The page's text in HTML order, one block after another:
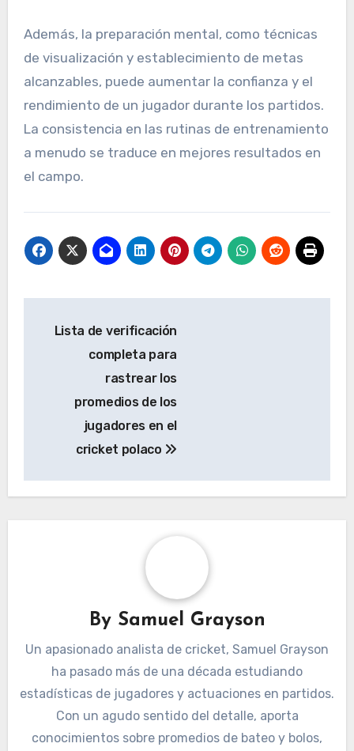
Además, la preparación mental, como técnicas
de visualización y establecimiento de metas
alcanzables, puede aumentar la confianza y el
rendimiento de un jugador durante los partidos.
La consistencia en las rutinas de entrenamiento
a menudo se traduce en mejores resultados en
el campo.
navigation
Lista de verificación
completa para
rastrear los
promedios de los
jugadores en el
cricket polaco
By Samuel Grayson
Un apasionado analista de cricket, Samuel Grayson
ha pasado más de una década estudiando
estadísticas de jugadores y actuaciones en partidos.
Con un agudo sentido del detalle, aporta
conocimientos sobre promedios de bateo y bolos,